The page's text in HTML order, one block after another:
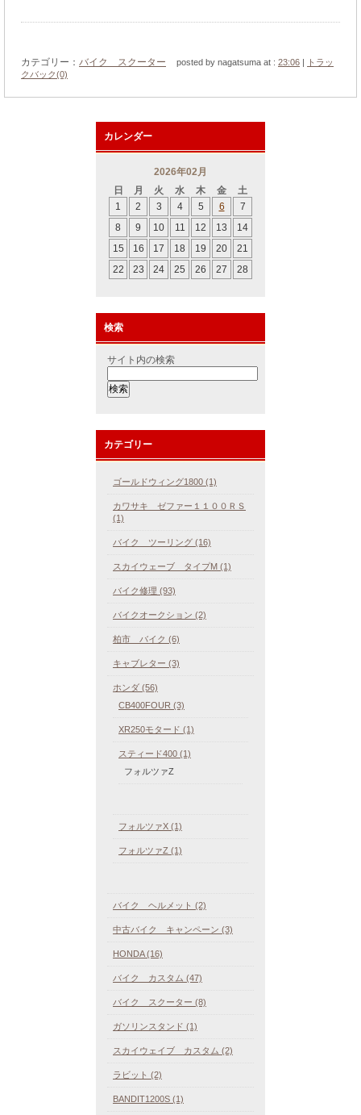
カテゴリー： バイク スクーター posted by nagatsuma at : 23:06 |
トラッ
クバック(0)
カレンダー
2026年02月
日
月 火 水 木 金
土
1
2 3 4 5 6
7
8
9 10 11 12 13
14
15
16 17 18 19 20
21
22
23 24 25 26 27 28
検索
サイト内の検索
カテゴリー
ゴールドウィング1800 (1)
カワサキ ゼファー１１００ＲＳ
(1)
バイク ツーリング (16)
スカイウェーブ タイプM (1)
バイク修理 (93)
バイクオークション (2)
柏市 バイク (6)
キャブレター (3)
ホンダ (56)
CB400FOUR (3)
XR250モタード (1)
スティード400 (1)
フォルツァZ
フォルツァX (1)
フォルツァZ (1)
バイク ヘルメット (2)
中古バイク キャンペーン (3)
HONDA (16)
バイク カスタム (47)
バイク スクーター (8)
ガソリンスタンド (1)
スカイウェイブ カスタム (2)
ラビット (2)
BANDIT1200S (1)